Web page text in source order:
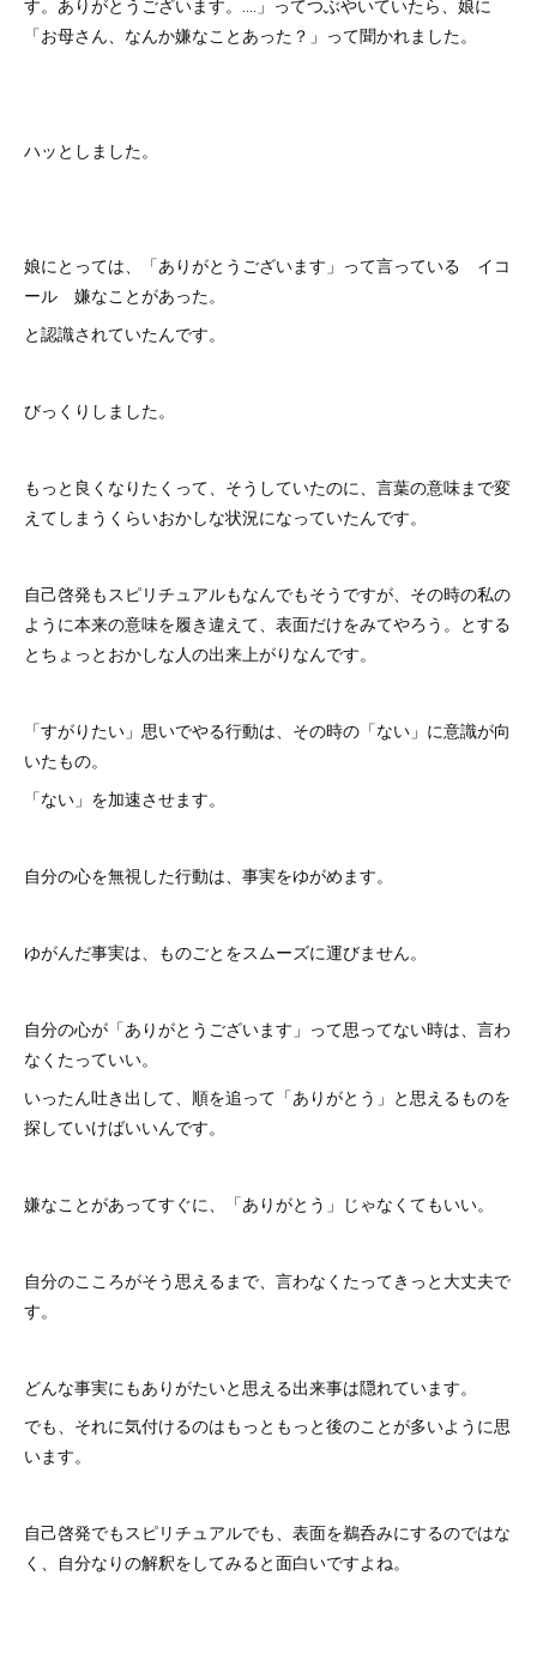
す。ありがとうございます。‥‥」ってつぶやいていたら、娘に
「お母さん、なんか嫌なことあった？」って聞かれました。
ハッとしました。
娘にとっては、「ありがとうございます」って言っている イコ
ール 嫌なことがあった。
と認識されていたんです。
びっくりしました。
もっと良くなりたくって、そうしていたのに、言葉の意味まで変
えてしまうくらいおかしな状況になっていたんです。
自己啓発もスピリチュアルもなんでもそうですが、その時の私の
ように本来の意味を履き違えて、表面だけをみてやろう。とする
とちょっとおかしな人の出来上がりなんです。
「すがりたい」思いでやる行動は、その時の「ない」に意識が向
いたもの。
「ない」を加速させます。
自分の心を無視した行動は、事実をゆがめます。
ゆがんだ事実は、ものごとをスムーズに運びません。
自分の心が「ありがとうございます」って思ってない時は、言わ
なくたっていい。
いったん吐き出して、順を追って「ありがとう」と思えるものを
探していけばいいんです。
嫌なことがあってすぐに、「ありがとう」じゃなくてもいい。
自分のこころがそう思えるまで、言わなくたってきっと大丈夫で
す。
どんな事実にもありがたいと思える出来事は隠れています。
でも、それに気付けるのはもっともっと後のことが多いように思
います。
自己啓発でもスピリチュアルでも、表面を鵜呑みにするのではな
く、自分なりの解釈をしてみると面白いですよね。